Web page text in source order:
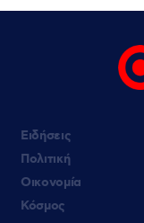
Ειδήσεις
Πολιτική
Οικονομία
Κόσμος